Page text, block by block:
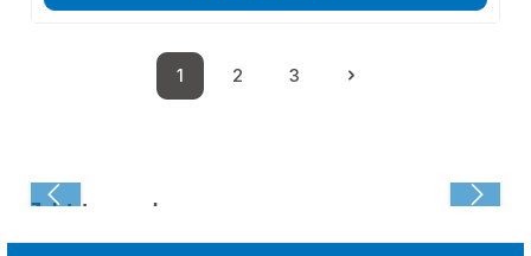
Seite
1
Seite
2
Seite
3
Zuletzt angesehen: